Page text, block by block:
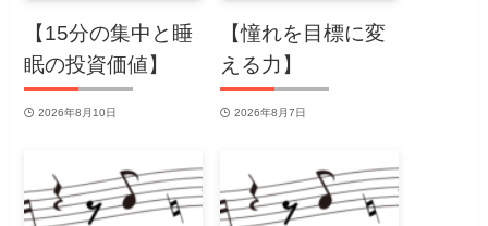
【15分の集中と睡
眠の投資価値】
2026年8月10日
【憧れを目標に変
える力】
2026年8月7日